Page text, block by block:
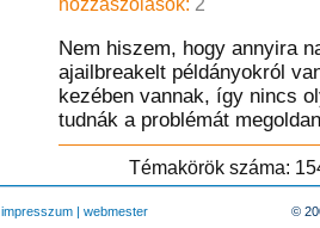
hozzászólások: 2
Nem hiszem, hogy annyira
ajailbreakelt példányokról
kezében vannak, így nincs
tudnák a problémát
Témakörök száma:
impresszum | webmester ©